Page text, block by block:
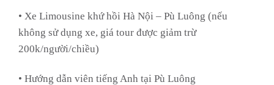
• Xe Limousine khứ hồi Hà Nội – Pù Luông (nếu
không sử dụng xe, giá tour được giảm trừ
200k/người/chiều)
• Hướng dẫn viên tiếng Anh tại Pù Luông